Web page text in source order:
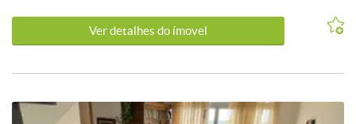
ambientes , piso em porcelanato, varanda e 2 vaga de garagem.
Ver detalhes do ímovel